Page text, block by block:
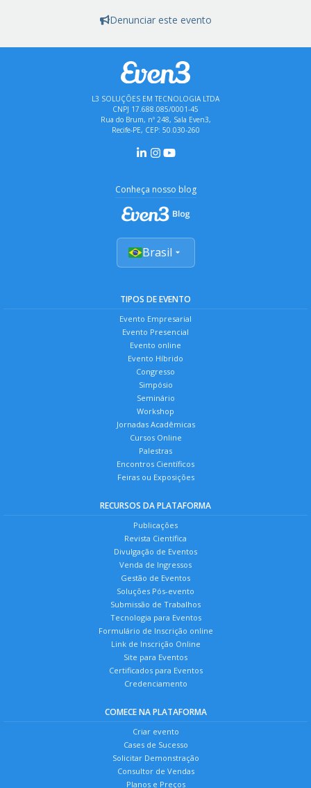
Denunciar este evento
L3 SOLUÇÕES EM TECNOLOGIA LTDA
CNPJ 17.688.085/0001-45
Rua do Brum, nº 248, Sala Even3,
Recife-PE, CEP: 50.030-260
Conheça nosso blog
Brasil
TIPOS DE EVENTO
Evento Empresarial
Evento Presencial
Evento online
Evento Híbrido
Congresso
Simpósio
Seminário
Workshop
Jornadas Acadêmicas
Cursos Online
Palestras
Encontros Científicos
Feiras ou Exposições
RECURSOS DA PLATAFORMA
Publicações
Revista Científica
Divulgação de Eventos
Venda de Ingressos
Gestão de Eventos
Soluções Pós-evento
Submissão de Trabalhos
Tecnologia para Eventos
Formulário de Inscrição online
Link de Inscrição Online
Site para Eventos
Certificados para Eventos
Credenciamento
COMECE NA PLATAFORMA
Criar evento
Cases de Sucesso
Solicitar Demonstração
Consultor de Vendas
Planos e Preços